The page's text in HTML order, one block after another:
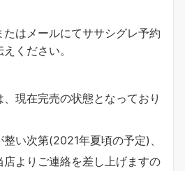
はメールにてササシグレ予約
ください。
現在完売の状態となっており
い次第(2021年夏頃の予定)、
よりご連絡を差し上げますの